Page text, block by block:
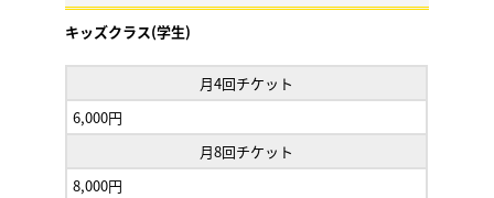
キッズクラス(学生)
月4回チケット
6,000円
月8回チケット
8,000円